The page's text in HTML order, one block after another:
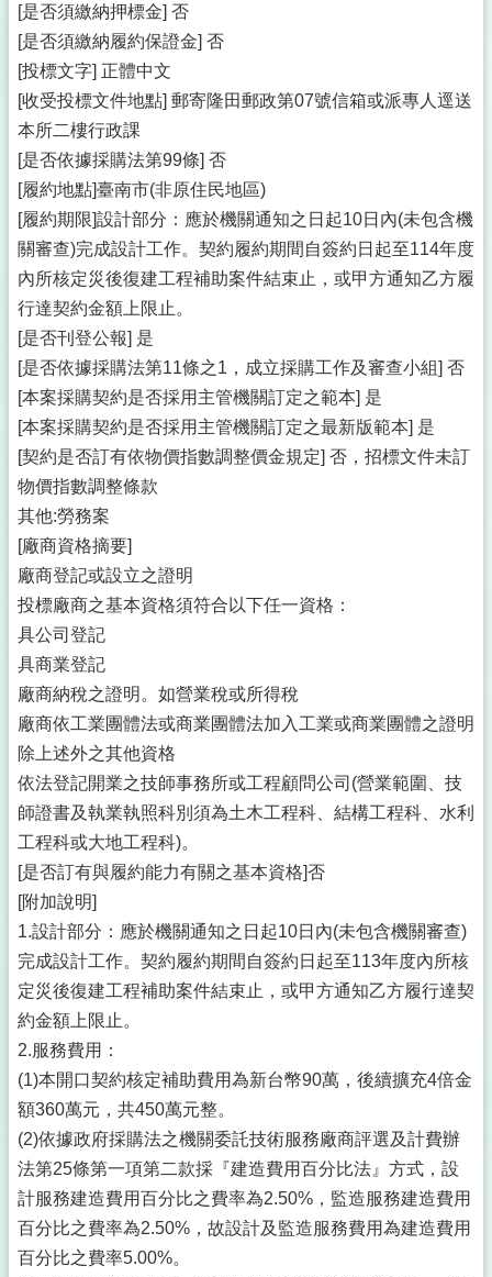
[是否須繳納押標金] 否
[是否須繳納履約保證金] 否
[投標文字] 正體中文
[收受投標文件地點] 郵寄隆田郵政第07號信箱或派專人逕送
本所二樓行政課
[是否依據採購法第99條] 否
[履約地點]臺南市(非原住民地區)
[履約期限]設計部分：應於機關通知之日起10日內(未包含機
關審查)完成設計工作。契約履約期間自簽約日起至114年度
內所核定災後復建工程補助案件結束止，或甲方通知乙方履
行達契約金額上限止。
[是否刊登公報] 是
[是否依據採購法第11條之1，成立採購工作及審查小組] 否
[本案採購契約是否採用主管機關訂定之範本] 是
[本案採購契約是否採用主管機關訂定之最新版範本] 是
[契約是否訂有依物價指數調整價金規定] 否，招標文件未訂
物價指數調整條款
其他:勞務案
[廠商資格摘要]
廠商登記或設立之證明
投標廠商之基本資格須符合以下任一資格：
具公司登記
具商業登記
廠商納稅之證明。如營業稅或所得稅
廠商依工業團體法或商業團體法加入工業或商業團體之證明
除上述外之其他資格
依法登記開業之技師事務所或工程顧問公司(營業範圍、技
師證書及執業執照科別須為土木工程科、結構工程科、水利
工程科或大地工程科)。
[是否訂有與履約能力有關之基本資格]否
[附加說明]
1.設計部分：應於機關通知之日起10日內(未包含機關審查)
完成設計工作。契約履約期間自簽約日起至113年度內所核
定災後復建工程補助案件結束止，或甲方通知乙方履行達契
約金額上限止。
2.服務費用：
(1)本開口契約核定補助費用為新台幣90萬，後續擴充4倍金
額360萬元，共450萬元整。
(2)依據政府採購法之機關委託技術服務廠商評選及計費辦
法第25條第一項第二款採『建造費用百分比法』方式，設
計服務建造費用百分比之費率為2.50%，監造服務建造費用
百分比之費率為2.50%，故設計及監造服務費用為建造費用
百分比之費率5.00%。